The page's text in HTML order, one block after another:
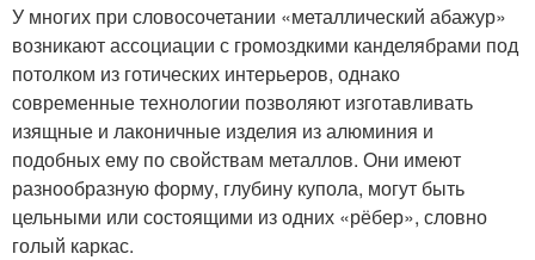
У многих при словосочетании «металлический абажур»
возникают ассоциации с громоздкими канделябрами под
потолком из готических интерьеров, однако
современные технологии позволяют изготавливать
изящные и лаконичные изделия из алюминия и
подобных ему по свойствам металлов. Они имеют
разнообразную форму, глубину купола, могут быть
цельными или состоящими из одних «рёбер», словно
голый каркас.